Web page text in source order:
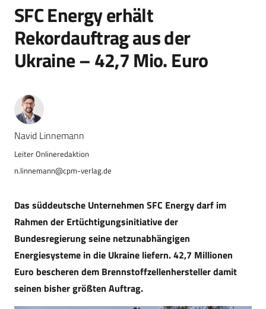
SFC Energy erhält
Rekordauftrag aus der
Ukraine – 42,7 Mio. Euro
Navid Linnemann
n.linnemann@cpm-verlag.de
Das süddeutsche Unternehmen SFC Energy darf im
Rahmen der Ertüchtigungsinitiative der
Bundesregierung seine netzunabhängigen
Energiesysteme in die Ukraine liefern. 42,7 Millionen
Euro bescheren dem Brennstoffzellenhersteller damit
seinen bisher größten Auftrag.